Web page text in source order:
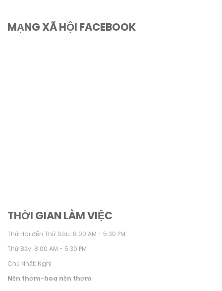
MẠNG XÃ HỘI FACEBOOK
THỜI GIAN LÀM VIỆC
Thứ Hai đến Thứ Sáu: 8.00 AM - 5.30 PM
Thứ Bảy: 8.00 AM - 5.30 PM
Chủ Nhật: Nghỉ
Nến thơm-hoa nến thơm